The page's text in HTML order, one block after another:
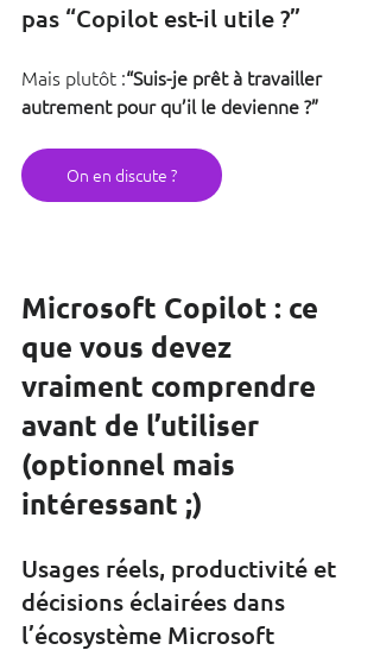
pas “Copilot est-il utile ?”
Mais plutôt :“Suis-je prêt à travailler
autrement pour qu’il le devienne ?”
On en discute ?
Microsoft Copilot : ce
que vous devez
vraiment comprendre
avant de l’utiliser
(optionnel mais
intéressant ;)
Usages réels, productivité et
décisions éclairées dans
l’écosystème Microsoft